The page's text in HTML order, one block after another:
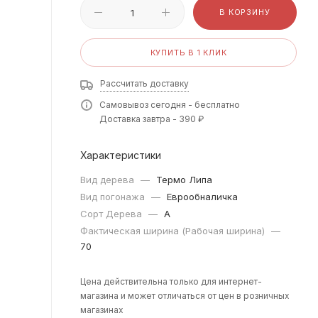
В КОРЗИНУ
КУПИТЬ В 1 КЛИК
Рассчитать доставку
Самовывоз сегодня - бесплатно
Доставка завтра - 390 ₽
Характеристики
Вид дерева —
Термо Липа
Вид погонажа
— Еврообналичка
Сорт Дерева
— A
Фактическая ширина (Рабочая ширина)
—
70
Цена действительна только для интернет-
магазина и может отличаться от цен в розничных
магазинах